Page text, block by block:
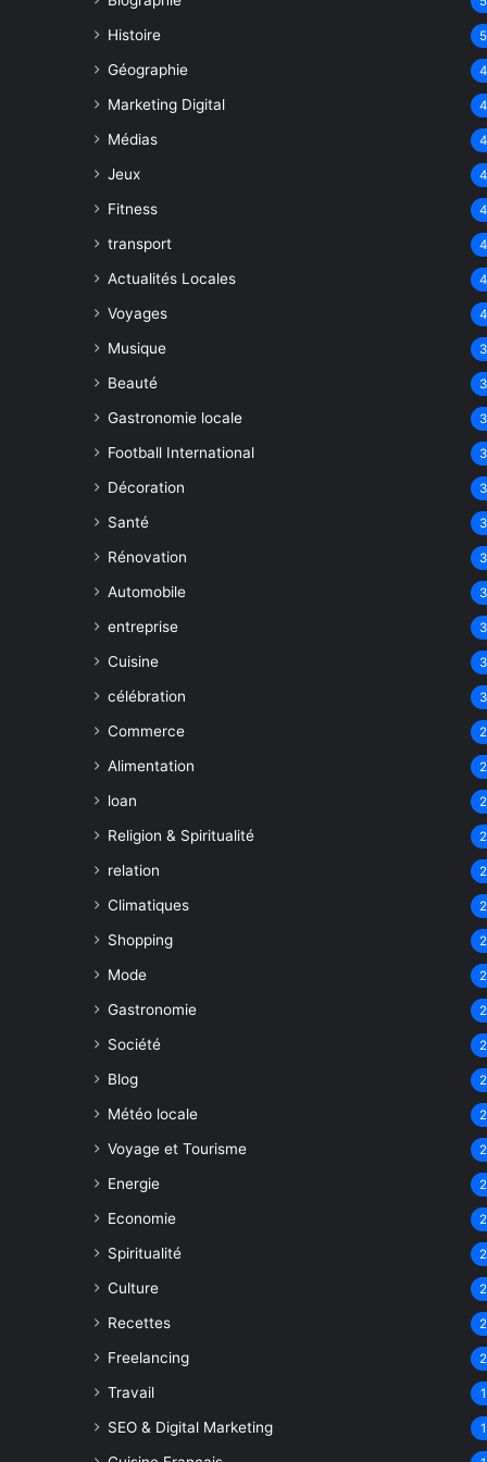
Histoire 5
Géographie 4
Marketing Digital 4
Médias 4
Jeux 4
Fitness 4
transport 4
Actualités Locales 4
Voyages 4
Musique 3
Beauté 3
Gastronomie locale 3
Football International 3
Décoration 3
Santé 3
Rénovation 3
Automobile 3
entreprise 3
Cuisine 3
célébration 3
Commerce 2
Alimentation 2
loan 2
Religion & Spiritualité 2
relation 2
Climatiques 2
Shopping 2
Mode 2
Gastronomie 2
Société 2
Blog 2
Météo locale 2
Voyage et Tourisme 2
Energie 2
Economie 2
Spiritualité 2
Culture 2
Recettes 2
Freelancing 2
Travail 1
SEO & Digital Marketing 1